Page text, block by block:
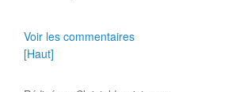
Voir les commentaires
[Haut]